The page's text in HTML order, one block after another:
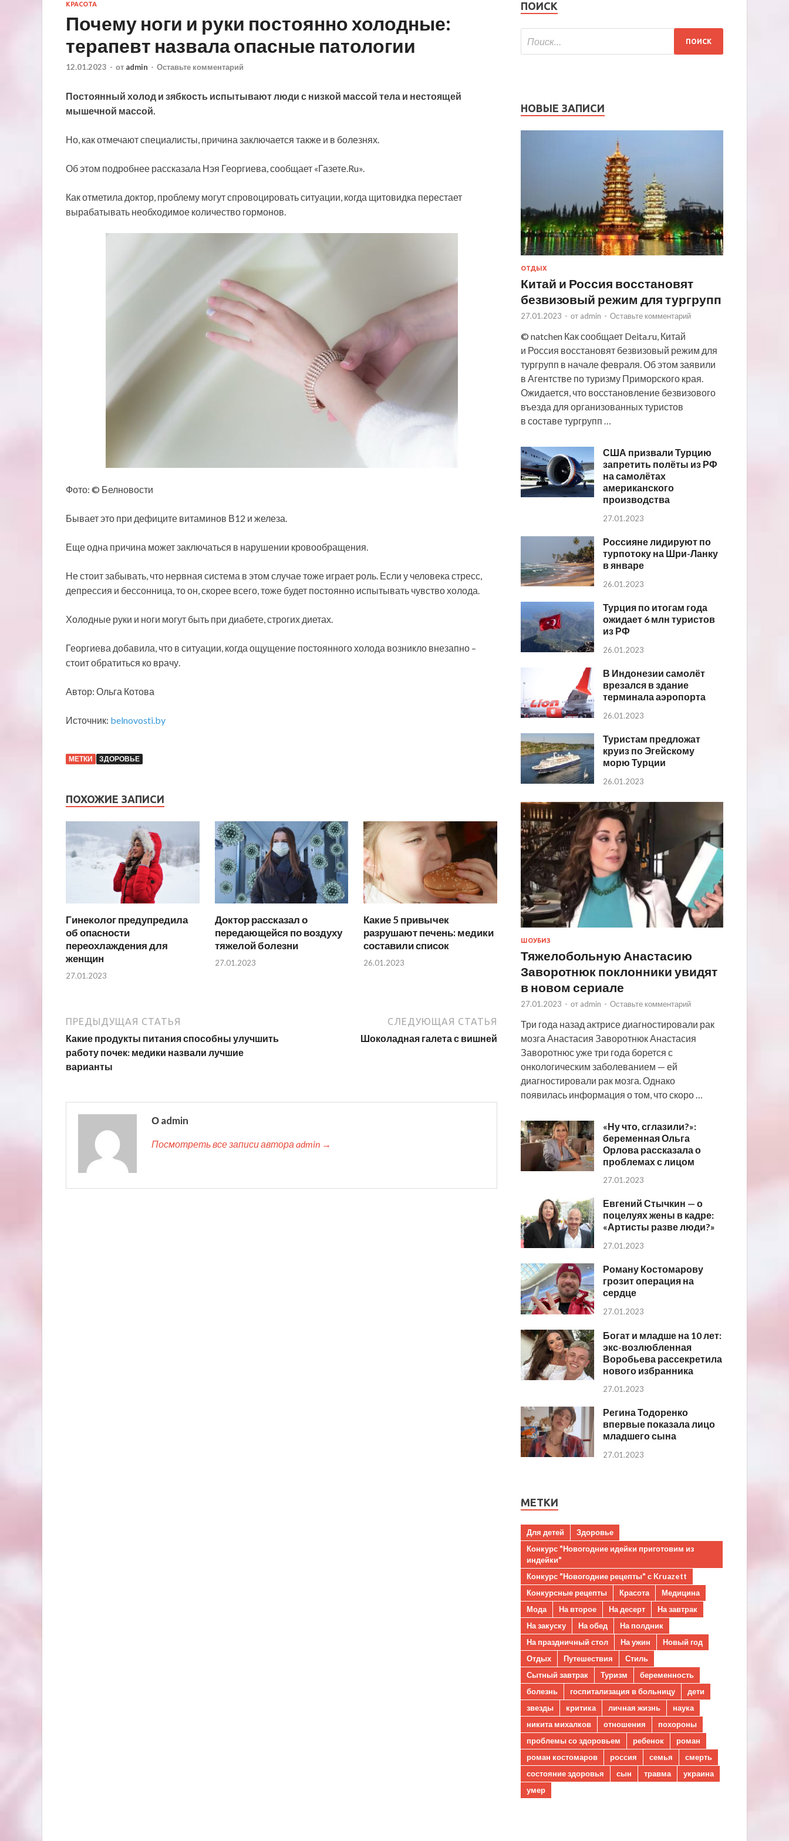
КРАСОТА
Почему ноги и руки постоянно холодные:
терапевт назвала опасные патологии
12.01.2023 - от admin - Оставьте комментарий
Постоянный холод и зябкость испытывают люди с низкой массой тела и нестоящей
мышечной массой.
Но, как отмечают специалисты, причина заключается также и в болезнях.
Об этом подробнее рассказала Нэя Георгиева, сообщает «Газете.Ru».
Как отметила доктор, проблему могут спровоцировать ситуации, когда щитовидка перестает
вырабатывать необходимое количество гормонов.
Фото: © Белновости
Бывает это при дефиците витаминов В12 и железа.
Еще одна причина может заключаться в нарушении кровообращения.
Не стоит забывать, что нервная система в этом случае тоже играет роль. Если у человека стресс,
депрессия и бессонница, то он, скорее всего, тоже будет постоянно испытывать чувство холода.
Холодные руки и ноги могут быть при диабете, строгих диетах.
Георгиева добавила, что в ситуации, когда ощущение постоянного холода возникло внезапно –
стоит обратиться ко врачу.
Автор: Ольга Котова
Источник: belnovosti.by
МЕТКИ ЗДОРОВЬЕ
ПОХОЖИЕ ЗАПИСИ
Гинеколог предупредила
об опасности
переохлаждения для
женщин
27.01.2023
Доктор рассказал о
передающейся по воздуху
тяжелой болезни
27.01.2023
Какие 5 привычек
разрушают печень: медики
составили список
26.01.2023
ПРЕДЫДУЩАЯ СТАТЬЯ
Какие продукты питания способны улучшить
работу почек: медики назвали лучшие
варианты
СЛЕДУЮЩАЯ СТАТЬЯ
Шоколадная галета с вишней
О admin
Посмотреть все записи автора admin →
ПОИСК
НОВЫЕ ЗАПИСИ
ОТДЫХ
Китай и Россия восстановят
безвизовый режим для тургрупп
27.01.2023 - от admin - Оставьте комментарий
© natchen Как сообщает Deita.ru, Китай
и Россия восстановят безвизовый режим для
тургрупп в начале февраля. Об этом заявили
в Агентстве по туризму Приморского края.
Ожидается, что восстановление безвизового
въезда для организованных туристов
в составе тургрупп …
США призвали Турцию
запретить полёты из РФ
на самолётах
американского
производства
27.01.2023
Россияне лидируют по
турпотоку на Шри-Ланку
в январе
26.01.2023
Турция по итогам года
ожидает 6 млн туристов
из РФ
26.01.2023
В Индонезии самолёт
врезался в здание
терминала аэропорта
26.01.2023
Туристам предложат
круиз по Эгейскому
морю Турции
26.01.2023
ШОУБИЗ
Тяжелобольную Анастасию
Заворотнюк поклонники увидят
в новом сериале
27.01.2023 - от admin - Оставьте комментарий
Три года назад актрисе диагностировали рак
мозга Анастасия Заворотнюк Анастасия
Заворотнюс уже три года борется с
онкологическим заболеванием — ей
диагностировали рак мозга. Однако
появилась информация о том, что скоро …
«Ну что, сглазили?»:
беременная Ольга
Орлова рассказала о
проблемах с лицом
27.01.2023
Евгений Стычкин — о
поцелуях жены в кадре:
«Артисты разве люди?»
27.01.2023
Роману Костомарову
грозит операция на
сердце
27.01.2023
Богат и младше на 10 лет:
экс-возлюбленная
Воробьева рассекретила
нового избранника
27.01.2023
Регина Тодоренко
впервые показала лицо
младшего сына
27.01.2023
МЕТКИ
Для детей
Здоровье
Конкурс "Новогодние идейки приготовим из
индейки"
Конкурс "Новогодние рецепты" с Kruazett
Конкурсные рецепты
Красота
Медицина
Мода
На второе На десерт
На завтрак
На закуску
На обед
На полдник
На праздничный стол
На ужин
Новый год
Отдых
Путешествия
Стиль
Сытный завтрак
Туризм
беременность
болезнь
госпитализация в больницу
дети
звезды
критика личная жизнь
наука
никита михалков
отношения
похороны
проблемы со здоровьем
ребенок
роман
роман костомаров
россия семья
смерть
состояние здоровья
сын травма
украина
умер